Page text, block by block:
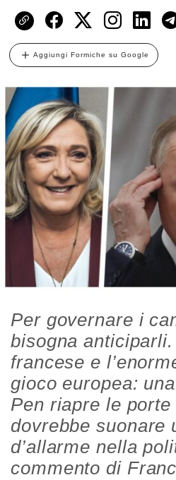
Aggiungi Formiche su Google
Per governare i
bisogna
francese e
gioco europea:
Pen riapre le porte
dovrebbe suonare
d’allarme nella
commento di